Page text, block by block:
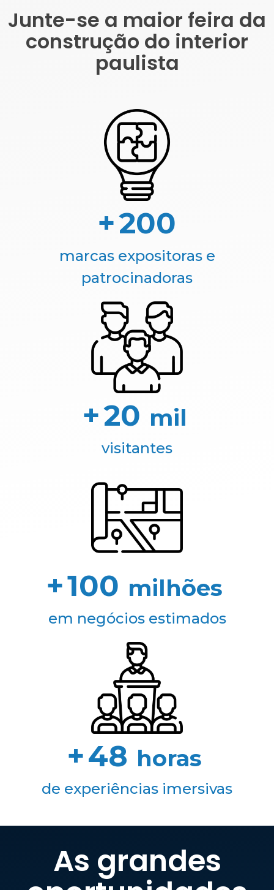
Junte-se a maior feira da
construção do interior
paulista
+200
marcas expositoras e
patrocinadoras
+20 mil
visitantes
+100 milhões
em negócios estimados
+48 horas
de experiências imersivas
As grandes